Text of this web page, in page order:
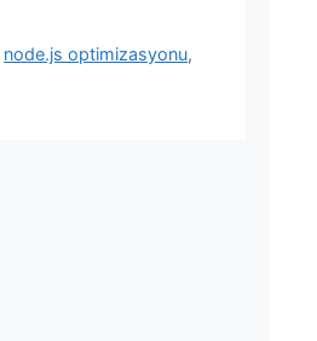
node.js optimizasyonu,